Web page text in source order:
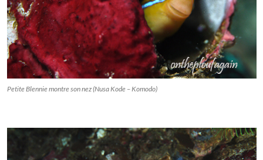
Petite Blennie montre son nez (Nusa Kode – Komodo)